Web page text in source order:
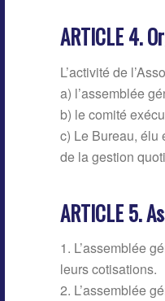
ARTICLE 4.
L’activité de
a) l’assemblée
b) le comité
c) Le Bureau, élu
de la gestion
ARTICLE 5.
1. L’assemblée
leurs cotisations.
2. L’assemblée